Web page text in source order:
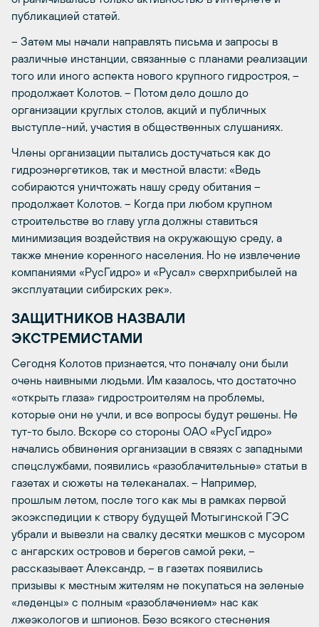
публикацией статей.
– Затем мы начали направлять письма и запросы в
различные инстанции, связанные с планами реализации
того или иного аспекта нового крупного гидростроя, –
продолжает Колотов. – Потом дело дошло до
организации круглых столов, акций и публичных
выступле-ний, участия в общественных слушаниях.
Члены организации пытались достучаться как до
гидроэнергетиков, так и местной власти: «Ведь
собираются уничтожать нашу среду обитания –
продолжает Колотов. – Когда при любом крупном
строительстве во главу угла должны ставиться
минимизация воздействия на окружающую среду, а
также мнение коренного населения. Но не извлечение
компаниями «РусГидро» и «Русал» сверхприбылей на
эксплуатации сибирских рек».
ЗАЩИТНИКОВ НАЗВАЛИ
ЭКСТРЕМИСТАМИ
Сегодня Колотов признается, что поначалу они были
очень наивными людьми. Им казалось, что достаточно
«открыть глаза» гидростроителям на проблемы,
которые они не учли, и все вопросы будут решены. Не
тут-то было. Вскоре со стороны ОАО «РусГидро»
начались обвинения организации в связях с западными
спецслужбами, появились «разоблачительные» статьи в
газетах и сюжеты на телеканалах. – Например,
прошлым летом, после того как мы в рамках первой
экоэкспедиции к створу будущей Мотыгинской ГЭС
убрали и вывезли на свалку десятки мешков с мусором
с ангарских островов и берегов самой реки, –
рассказывает Александр, – в газетах появились
призывы к местным жителям не покупаться на зеленые
«леденцы» с полным «разоблачением» нас как
лжеэкологов и шпионов. Безо всякого стеснения